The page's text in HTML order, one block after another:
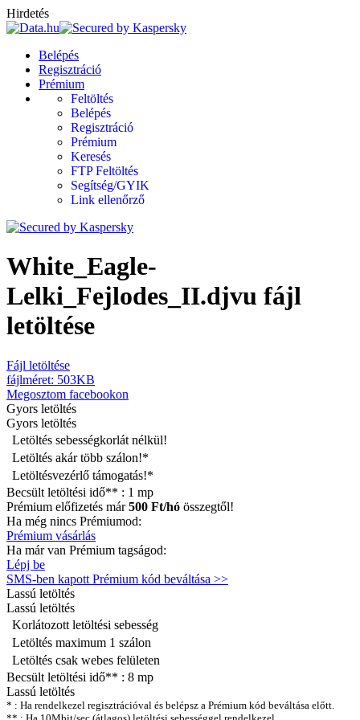
Hirdetés
Belépés
Regisztráció
Prémium
Feltöltés
Belépés
Regisztráció
Prémium
Keresés
FTP Feltöltés
Segítség/GYIK
Link ellenőrző
White_Eagle-
Lelki_Fejlodes_II.djvu fájl
letöltése
Fájl letöltése
fájlméret: 503KB
Megosztom facebookon
Gyors letöltés
Gyors letöltés
Letöltés sebességkorlát nélkül!
Letöltés akár több szálon!*
Letöltésvezérlő támogatás!*
Becsült letöltési idő** : 1 mp
Prémium előfizetés már500 Ft/hó összegtől!
Ha még nincs Prémiumod:
Prémium vásárlás
Ha már van Prémium tagságod:
Lépj be
SMS-ben kapott Prémium kód beváltása >>
Lassú letöltés
Lassú letöltés
Korlátozott letöltési sebesség
Letöltés maximum 1 szálon
Letöltés csak webes felületen
Becsült letöltési idő** : 8 mp
Lassú letöltés
* : Ha rendelkezel regisztrációval és belépsz a Prémium kód beváltása előtt.